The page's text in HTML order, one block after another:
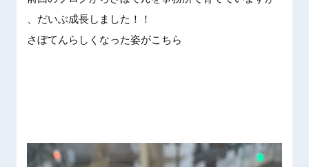
、だいぶ成長しま した！！
さぼてんらしくなった姿がこちら